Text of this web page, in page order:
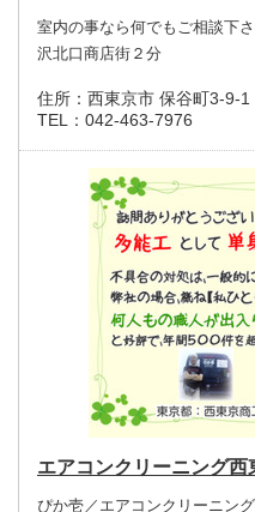
室内の事なら何でもご相談下
沢北口商店街２分
住所： 西東京市 保谷町3-9-1
TEL： 042-463-7976
エアコンクリーニング
ぴか壱／エアコンクリーニン